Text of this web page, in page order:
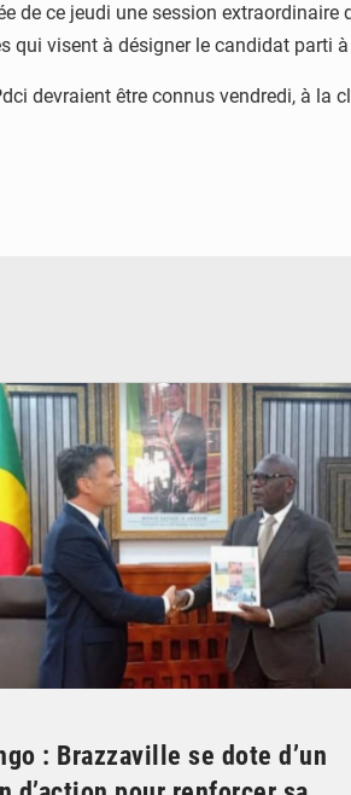
de ce jeudi une session
visent à désigner le candidat parti
devraient être connus vendredi, à la
: Brazzaville se dote d’un